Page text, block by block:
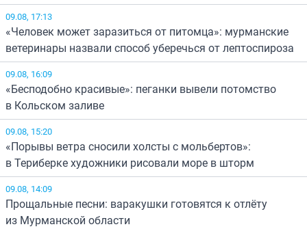
09.08, 17:13
«Человек может заразиться от питомца»: мурманские
ветеринары назвали способ уберечься от лептоспироза
09.08, 16:09
«Бесподобно красивые»: пеганки вывели потомство
в Кольском заливе
09.08, 15:20
«Порывы ветра сносили холсты с мольбертов»:
в Териберке художники рисовали море в шторм
09.08, 14:09
Прощальные песни: варакушки готовятся к отлёту
из Мурманской области